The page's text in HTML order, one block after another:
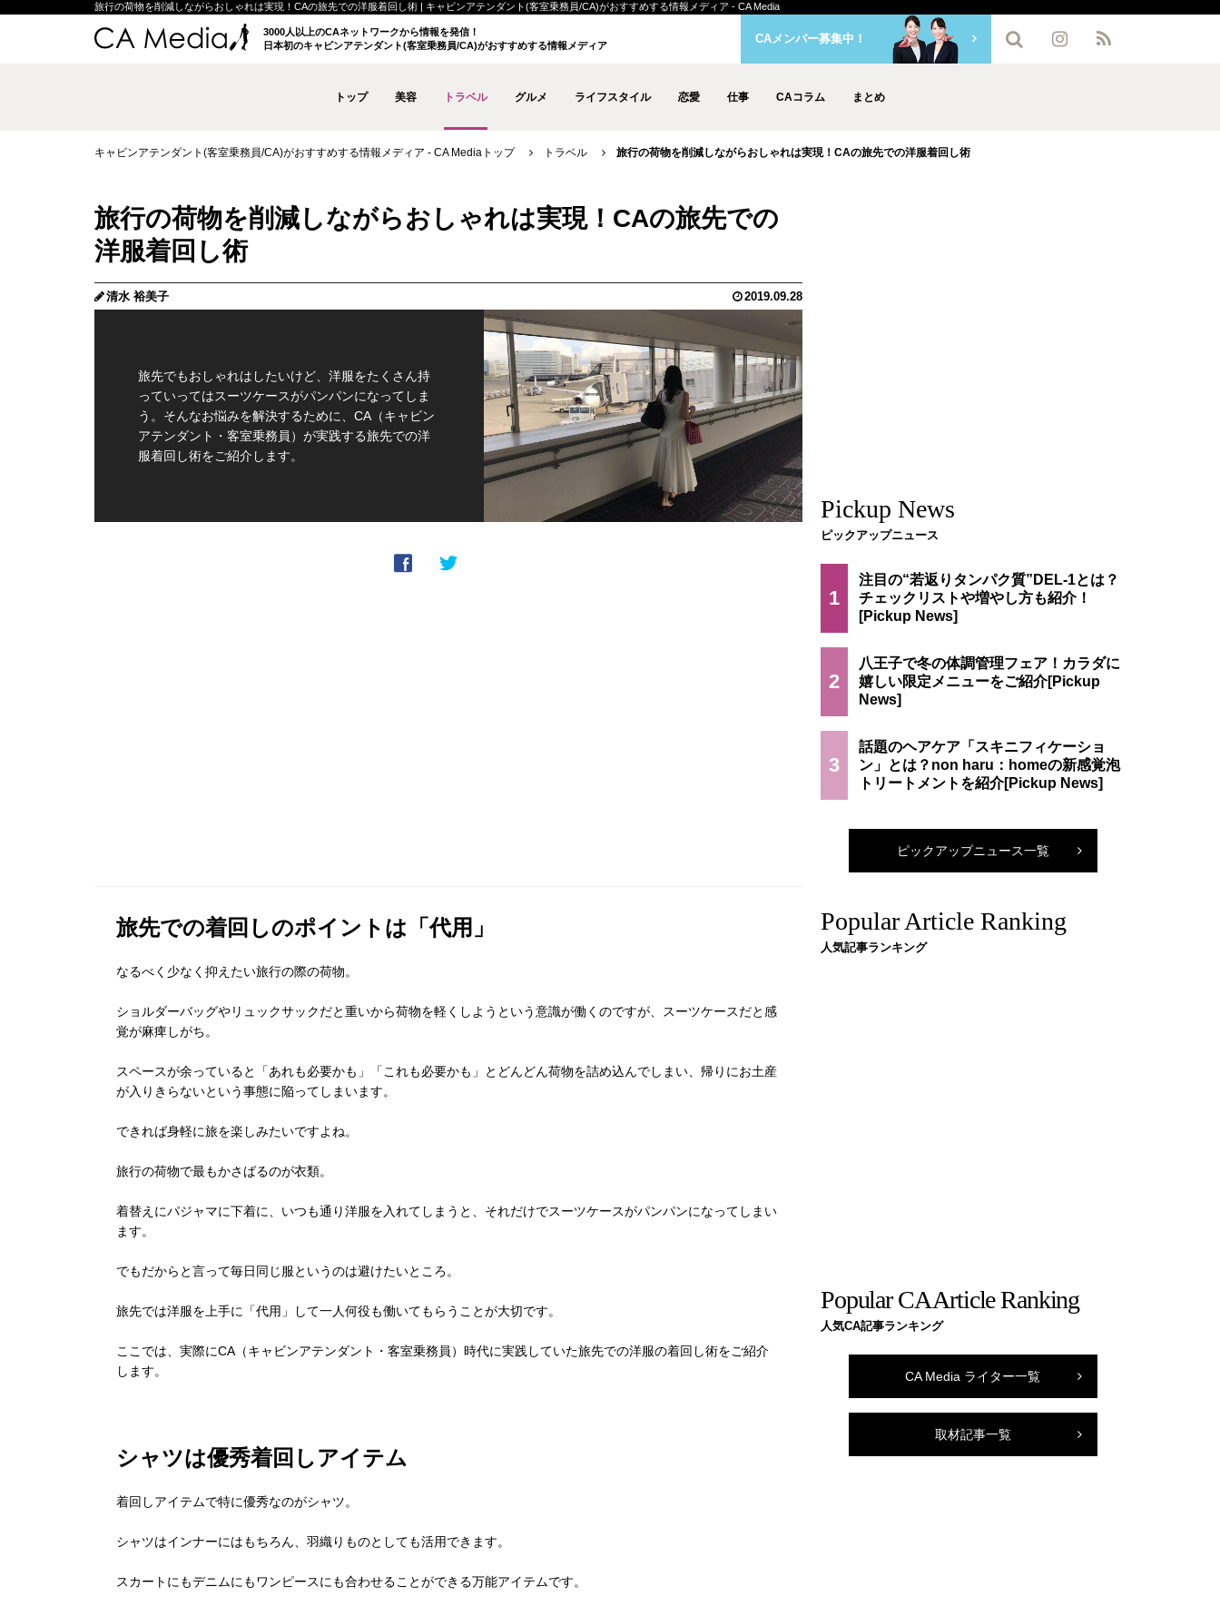
旅行の荷物を削減しながらおしゃれは実現！CAの旅先での洋服着回し術 | キャビンアテンダント(客室乗務員/CA)がおすすめする情報メディア - CA Media
3000人以上のCAネットワークから情報を発信！
日本初のキャビンアテンダント(客室乗務員/CA)がおすすめする情報メディア
トップ 美容 トラベル グルメ ライフスタイル 恋愛 仕事 CAコラム まとめ
CAメンバー募集中！
キャビンアテンダント(客室乗務員/CA)がおすすめする情報メディア - CA Mediaトップ トラベル 旅行の荷物を削減しながらおしゃれは実現！CAの旅先での洋服着回し術
旅行の荷物を削減しながらおしゃれは実現！CAの旅先での
洋服着回し術
清水 裕美子 2019.09.28
旅先でもおしゃれはしたいけど、洋服をたくさん持
っていってはスーツケースがパンパンになってしま
う。そんなお悩みを解決するために、CA（キャビン
アテンダント・客室乗務員）が実践する旅先での洋
服着回し術をご紹介します。
旅先での着回しのポイントは「代用」
なるべく少なく抑えたい旅行の際の荷物。
ショルダーバッグやリュックサックだと重いから荷物を軽くしようという意識が働くのですが、スーツケースだと感
覚が麻痺しがち。
スペースが余っていると「あれも必要かも」「これも必要かも」とどんどん荷物を詰め込んでしまい、帰りにお土産
が入りきらないという事態に陥ってしまいます。
できれば身軽に旅を楽しみたいですよね。
旅行の荷物で最もかさばるのが衣類。
着替えにパジャマに下着に、いつも通り洋服を入れてしまうと、それだけでスーツケースがパンパンになってしまい
ます。
でもだからと言って毎日同じ服というのは避けたいところ。
旅先では洋服を上手に「代用」して一人何役も働いてもらうことが大切です。
ここでは、実際にCA（キャビンアテンダント・客室乗務員）時代に実践していた旅先での洋服の着回し術をご紹介
します。
シャツは優秀着回しアイテム
着回しアイテムで特に優秀なのがシャツ。
シャツはインナーにはもちろん、羽織りものとしても活用できます。
スカートにもデニムにもワンピースにも合わせることができる万能アイテムです。
Pickup News
ピックアップニュース
1
注目の“若返りタンパク質”DEL-1とは？
チェックリストや増やし方も紹介！
2
八王子で冬の体調管理フェア！カラダに
嬉しい限定メニューをご紹介
3
話題のヘアケア「スキニフィケーショ
ン」とは？non haru：homeの新感覚泡
トリートメントを紹介
ピックアップニュース一覧
Popular Article Ranking
人気記事ランキング
Popular CA Article Ranking
人気CA記事ランキング
CA Media ライター一覧
取材記事一覧